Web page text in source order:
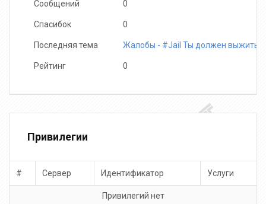
Сообщений 0
Спасибок 0
Последняя тема Жалобы - #Jail Ты должен выжить!
Рейтинг 0
Привилегии
# Сервер Идентификатор Услуги
Привилегий нет